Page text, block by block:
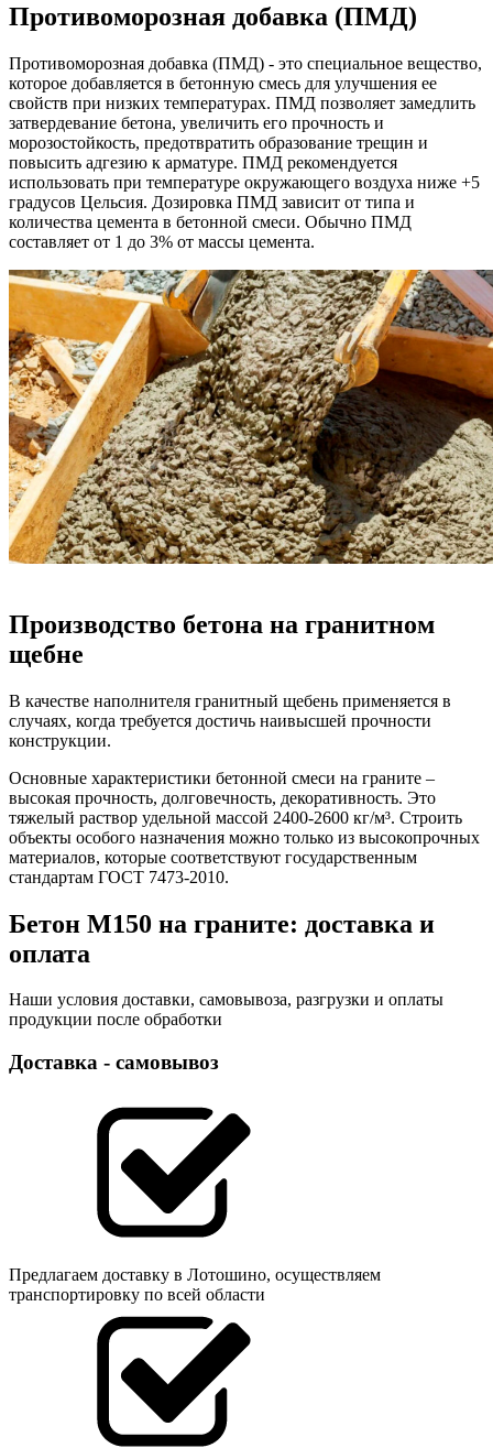
Противоморозная добавка (ПМД)
Противоморозная добавка (ПМД) - это специальное вещество,
которое добавляется в бетонную смесь для улучшения ее
свойств при низких температурах. ПМД позволяет замедлить
затвердевание бетона, увеличить его прочность и
морозостойкость, предотвратить образование трещин и
повысить адгезию к арматуре. ПМД рекомендуется
использовать при температуре окружающего воздуха ниже +5
градусов Цельсия. Дозировка ПМД зависит от типа и
количества цемента в бетонной смеси. Обычно ПМД
составляет от 1 до 3% от массы цемента.
Производство бетона на гранитном
щебне
В качестве наполнителя гранитный щебень применяется в
случаях, когда требуется достичь наивысшей прочности
конструкции.
Основные характеристики бетонной смеси на граните –
высокая прочность, долговечность, декоративность. Это
тяжелый раствор удельной массой 2400-2600 кг/м³. Строить
объекты особого назначения можно только из высокопрочных
материалов, которые соответствуют государственным
стандартам ГОСТ 7473-2010.
Бетон М150 на граните: доставка и
оплата
Наши условия доставки, самовывоза, разгрузки и оплаты
продукции после обработки
Доставка - самовывоз
Предлагаем доставку в Лотошино, осуществляем
транспортировку по всей области